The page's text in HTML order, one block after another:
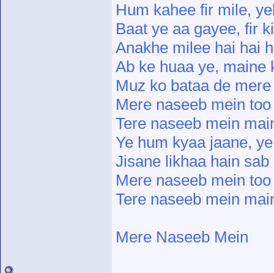
Hum kahee fir mile,
Baat ye aa gayee, fir
Anakhe milee hai hai
Ab ke huaa ye, maine
Muz ko bataa de
Mere naseeb mein
Tere naseeb mein
Ye hum kyaa jaane,
Jisane likhaa hain sab
Mere naseeb mein
Tere naseeb mein
Mere Naseeb Mein